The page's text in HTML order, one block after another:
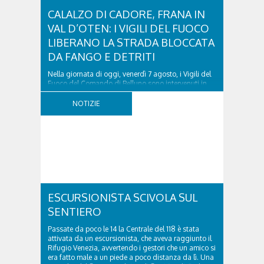
CALALZO DI CADORE, FRANA IN
VAL D’OTEN: I VIGILI DEL FUOCO
LIBERANO LA STRADA BLOCCATA
DA FANGO E DETRITI
Nella giornata di oggi, venerdì 7 agosto, i Vigili del
Fuoco del Comando di Belluno sono intervenuti in
località Diassa, in Val d’Oten, nel comune di Calalzo
di Cadore, per liberare una strada rimasta bloccata
NOTIZIE
ESCURSIONISTA SCIVOLA SUL
SENTIERO
Passate da poco le 14 la Centrale del 118 è stata
attivata da un escursionista, che aveva raggiunto il
Rifugio Venezia, avvertendo i gestori che un amico si
era fatto male a un piede a poco distanza da lì. Una